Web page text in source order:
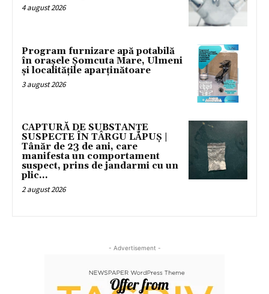
4 august 2026
Program furnizare apă potabilă
în orașele Șomcuta Mare, Ulmeni
și localitățile aparținătoare
3 august 2026
CAPTURĂ DE SUBSTANȚE
SUSPECTE ÎN TÂRGU LĂPUȘ |
Tânăr de 23 de ani, care
manifesta un comportament
suspect, prins de jandarmi cu un
plic...
2 august 2026
- Advertisement -